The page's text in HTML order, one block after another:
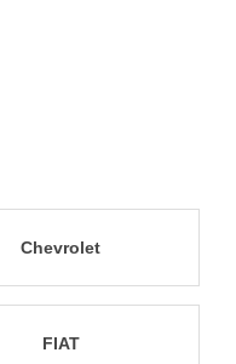
Chevrolet
FIAT